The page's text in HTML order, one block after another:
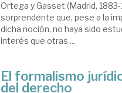
Ortega y Gasset (Madrid,
sorprendente que, pese a la
dicha noción, no haya sido
interés que otras ...
El formalismo
del derecho